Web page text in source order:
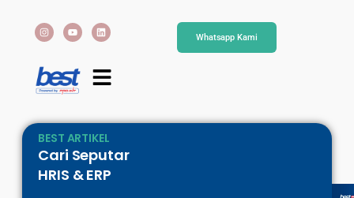
Whatsapp Kami
BEST ARTIKEL
Cari Seputar
HRIS & ERP